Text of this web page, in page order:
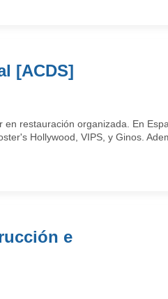
[ACDS]
en restauración organizada. En
Hollywood, VIPS, y Ginos.
e